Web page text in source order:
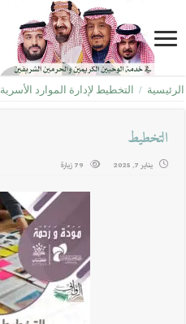
الرئيسية / التخطيط لإدارة الموارد الأسرية
التخطيط
يناير 7, 2025 79 زيارة